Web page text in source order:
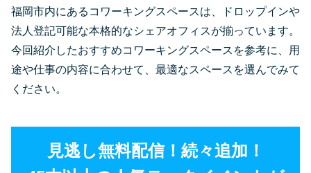
福岡市内にあるコワーキングスペースは、ドロップインや
法人登記可能な本格的なシェアオフィスが揃っています。
今回紹介したおすすめコワーキングスペースを参考に、用
途や仕事の内容に合わせて、最適なスペースを選んでみて
ください。
見逃し無料配信！続々追加！